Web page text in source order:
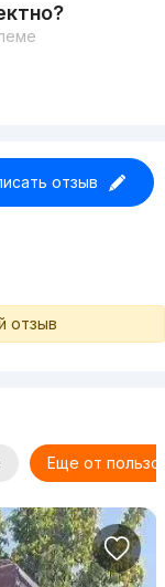
отзыв
отзыв
Еще от